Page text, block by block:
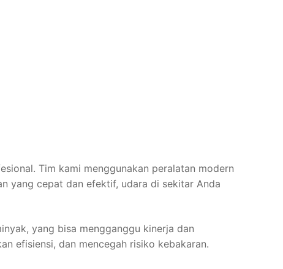
Tim kami menggunakan peralatan modern
yang cepat dan efektif, udara di sekitar Anda
yang bisa mengganggu kinerja dan
efisiensi, dan mencegah risiko kebakaran.